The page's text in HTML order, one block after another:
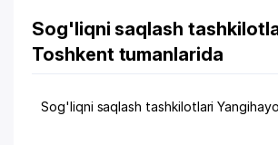
Sog'liqni saqlash
Toshkent tumanlarida
Sog'liqni saqlash tashkilotlari